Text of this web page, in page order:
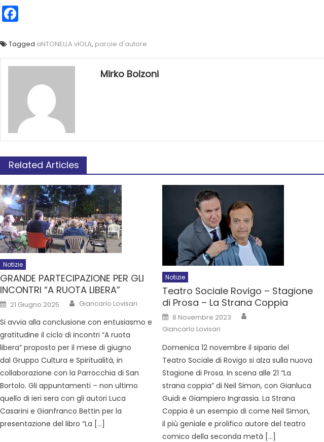
Tagged aNTONELLA vIOLA, parole d'autore
Mirko Bolzoni
Related Articles
Notizie
GRANDE PARTECIPAZIONE PER GLI
INCONTRI “A RUOTA LIBERA”
21 Giugno 2025 Giancarlo Lovisari
Si avvia alla conclusione con entusiasmo e
gratitudine il ciclo di incontri “A ruota
libera” proposto per il mese di giugno
dal Gruppo Cultura e Spiritualità, in
collaborazione con la Parrocchia di San
Bortolo. Gli appuntamenti – non ultimo
quello di ieri sera con gli autori Luca
Casarini e Gianfranco Bettin per la
presentazione del libro “La […]
Notizie
Teatro Sociale Rovigo – Stagione
di Prosa – La Strana Coppia
8 Novembre 2023
Giancarlo Lovisari
Domenica 12 novembre il sipario del
Teatro Sociale di Rovigo si alza sulla nuova
Stagione di Prosa. In scena alle 21 “La
strana coppia” di Neil Simon, con Gianluca
Guidi e Giampiero Ingrassia. La Strana
Coppia è un esempio di come Neil Simon,
il più geniale e prolifico autore del teatro
comico della seconda metà […]